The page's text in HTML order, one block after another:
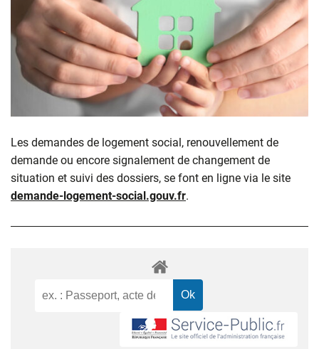
Les demandes de logement social, renouvellement de
demande ou encore signalement de changement de
situation et suivi des dossiers, se font en ligne via le site
demande-logement-social.gouv.fr.